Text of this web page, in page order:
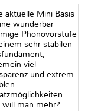
aktuelle Mini Basis
wunderbar
Phonovorstufe
sehr stabilen
viel
und extrem
will man mehr?